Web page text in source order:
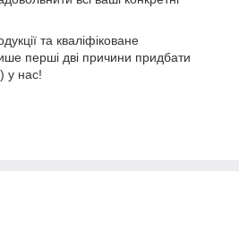
та кваліфіковане
перші дві причини придбати
у нас!